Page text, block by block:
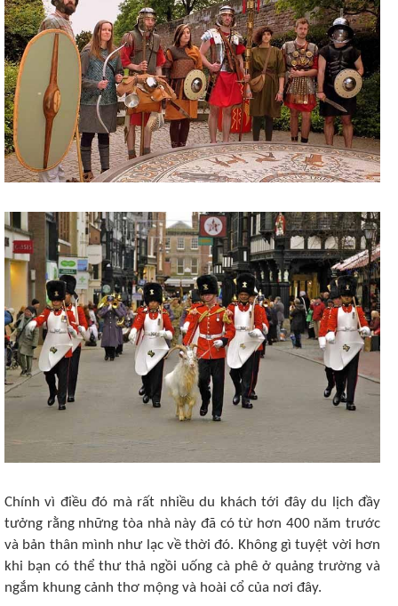
Chính vì điều đó mà rất nhiều du khách tới đây du lịch đầy
tưởng rằng những tòa nhà này đã có từ hơn 400 năm trước
và bản thân mình như lạc về thời đó. Không gì tuyệt vời hơn
khi bạn có thể thư thả ngồi uống cà phê ở quảng trường và
ngắm khung cảnh thơ mộng và hoài cổ của nơi đây.